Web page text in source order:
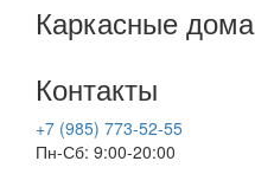
Каркасные дома
Контакты
+7 (985) 773-52-55
Пн-Сб: 9:00-20:00